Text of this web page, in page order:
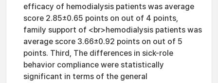
efficacy of hemodialysis patients was average
score 2.85±0.65 points on out of 4 points,
family support of <br>hemodialysis patients was
average score 3.66±0.92 points on out of 5
points. Third, The differences in sick-role
behavior compliance were statistically
significant in terms of the general